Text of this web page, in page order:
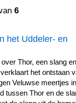
6
het Uddeler- en
Thor, een slang
het ontstaan
Veluwse meertjes
tussen Thor en de